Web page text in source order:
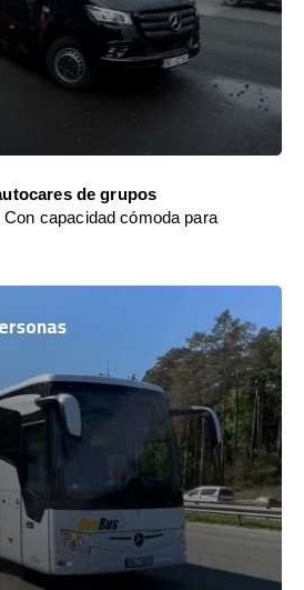
de grupos
Con capacidad cómoda para